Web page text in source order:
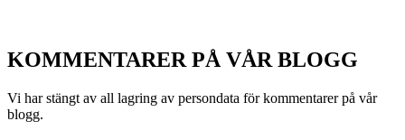
KOMMENTARER PÅ VÅR BLOGG
Vi har stängt av all lagring av persondata för kommentarer på vår
blogg.